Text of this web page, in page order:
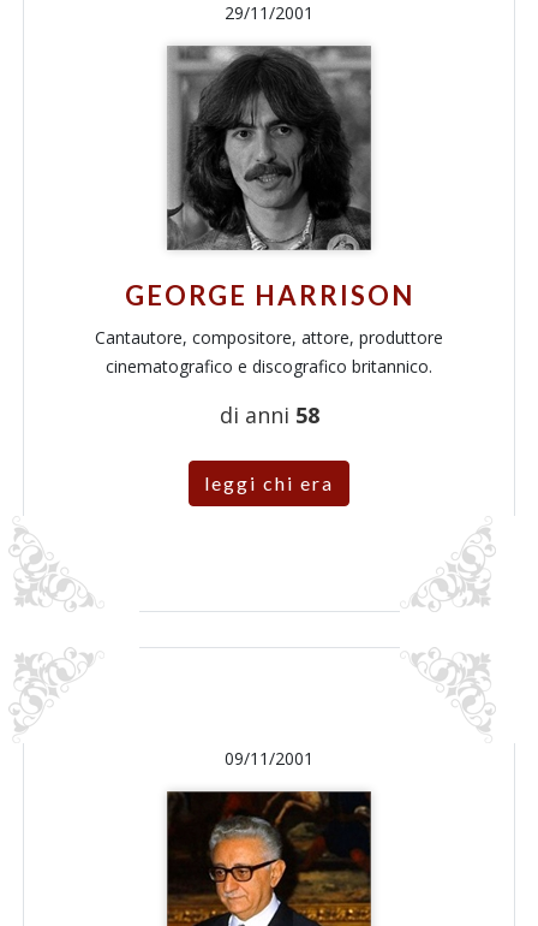
29/11/2001
GEORGE HARRISON
Cantautore, compositore, attore, produttore
cinematografico e discografico britannico.
di anni 58
leggi chi era
09/11/2001